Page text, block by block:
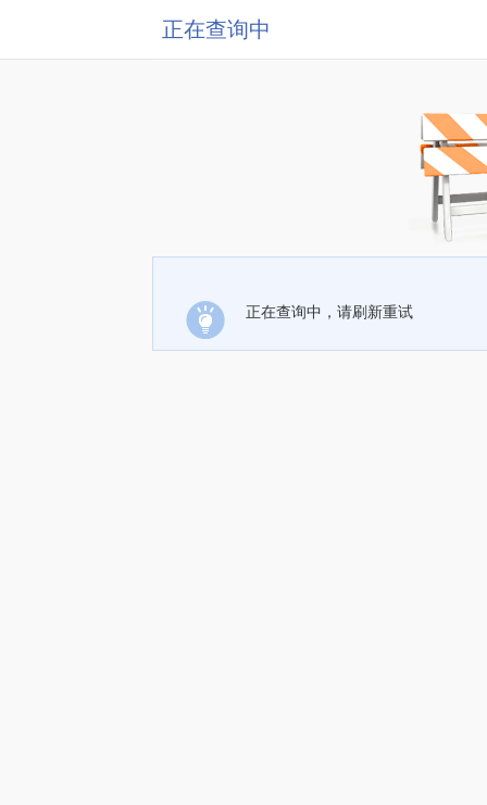
正在查询中
正在查询中，请刷新重试